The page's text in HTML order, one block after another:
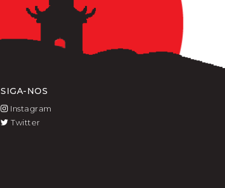
SIGA-NOS
Instagram
Twitter